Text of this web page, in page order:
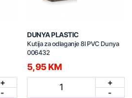
+
-
DUNYA PLASTIC
Kutija za odlaganje 8l PVC Dunya
006432
5,95 KM
1
+
-